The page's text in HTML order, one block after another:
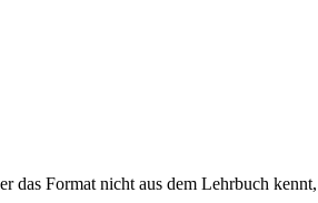
Format nicht aus dem Lehrbuch